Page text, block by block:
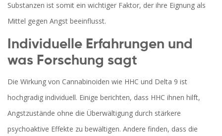
Substanzen ist somit ein wichtiger Faktor, der ihre Eignung als
Mittel gegen Angst beeinflusst.
Individuelle Erfahrungen und
was Forschung sagt
Die Wirkung von Cannabinoiden wie HHC und Delta 9 ist
hochgradig individuell. Einige berichten, dass HHC ihnen hilft,
Angstzustände ohne die Überwältigung durch stärkere
psychoaktive Effekte zu bewältigen. Andere finden, dass die